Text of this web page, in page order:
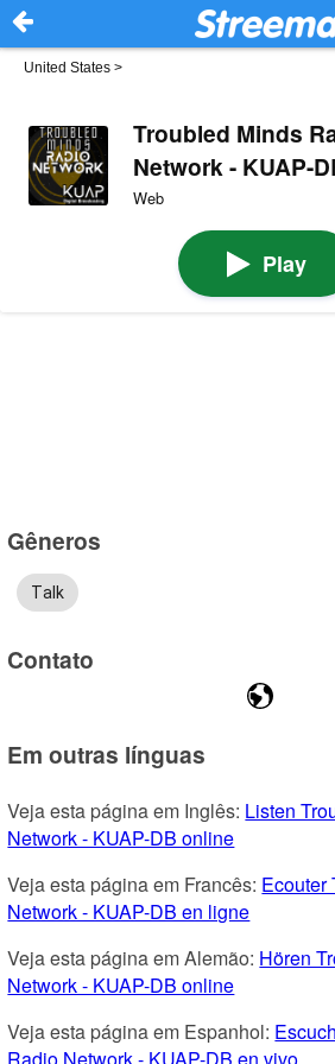
United States >
Troubled Minds
Network - KUAP-
Web
Play
Gêneros
Talk
Contato
Em outras línguas
Veja esta página em Inglês: Listen
Network - KUAP-DB online
Veja esta página em Francês: Ecouter
Network - KUAP-DB en ligne
Veja esta página em Alemão: Hören
Network - KUAP-DB online
Veja esta página em Espanhol:
Radio Network - KUAP-DB en vivo